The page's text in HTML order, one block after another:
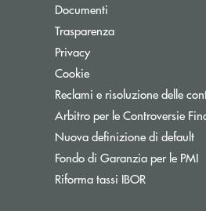
Documenti
Trasparenza
PrivacyApre una nuova finestra
CookieApre una nuova finestra
Reclami e risoluzione delle
Arbitro per le Controversie
Nuova definizione di default
Fondo di Garanzia per le PMI
Riforma tassi IBORApre una